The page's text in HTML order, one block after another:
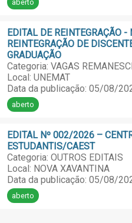
aberto
EDITAL DE REINTEGRAÇÃO
REINTEGRAÇÃO DE
GRADUAÇÃO
Categoria: VAGAS
Local: UNEMAT
Data da publicação: 05/08/
aberto
EDITAL Nº 002/2026 –
ESTUDANTIS/CAEST
Categoria: OUTROS EDITAIS
Local: NOVA XAVANTINA
Data da publicação: 05/08/
aberto